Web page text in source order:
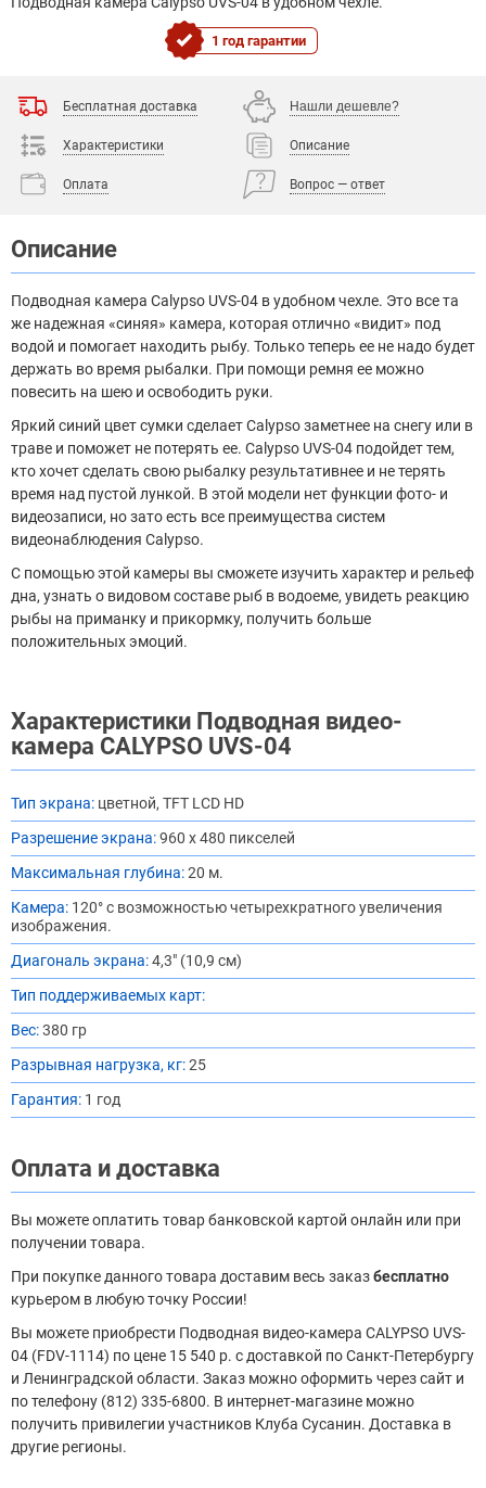
1 год гарантии
Бесплатная доставка Нашли дешевле?
Характеристики Описание
Оплата Вопрос — ответ
Описание
Подводная камера Calypso UVS-04 в удобном чехле. Это все та
же надежная «синяя» камера, которая отлично «видит» под
водой и помогает находить рыбу. Только теперь ее не надо будет
держать во время рыбалки. При помощи ремня ее можно
повесить на шею и освободить руки.
Яркий синий цвет сумки сделает Calypso заметнее на снегу или в
траве и поможет не потерять ее. Calypso UVS-04 подойдет тем,
кто хочет сделать свою рыбалку результативнее и не терять
время над пустой лункой. В этой модели нет функции фото- и
видеозаписи, но зато есть все преимущества систем
видеонаблюдения Calypso.
С помощью этой камеры вы сможете изучить характер и рельеф
дна, узнать о видовом составе рыб в водоеме, увидеть реакцию
рыбы на приманку и прикормку, получить больше
положительных эмоций.
Характеристики Подводная видео-
камера CALYPSO UVS-04
Тип экрана: цветной, TFT LCD HD
Разрешение экрана:960 х 480 пикселей
Максимальная глубина:20 м.
Камера: 120° с возможностью четырехкратного увеличения
изображения.
Диагональ экрана:4,3" (10,9 см)
Тип поддерживаемых карт:
Вес:380 гр
Разрывная нагрузка, кг:25
Гарантия: 1 год
Оплата и доставка
Вы можете оплатить товар банковской картой онлайн или при
получении товара.
При покупке данного товара доставим весь заказбесплатно
курьером в любую точку России!
Вы можете приобрести Подводная видео-камера CALYPSO UVS-
04 (FDV-1114) по цене 15 540 р. с доставкой по Санкт-Петербургу
и Ленинградской области. Заказ можно оформить через сайт и
по телефону (812) 335-6800. В интернет-магазине можно
получить привилегии участников Клуба Сусанин. Доставка в
другие регионы.